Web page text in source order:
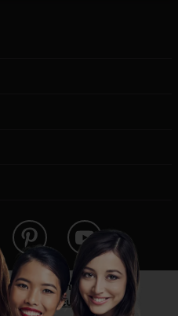
professionnel ?
les particuliers!